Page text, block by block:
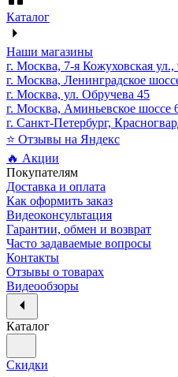
Каталог
Наши магазины
г. Москва, 7-я Кожуховская
г. Москва, Ленинградское
г. Москва, ул. Обручева 45
г. Москва, Аминьевское шоссе
г. Санкт-Петербург,
⭐ Отзывы на Яндекс
🔥 Акции
Покупателям
Доставка и оплата
Как оформить заказ
Видеоконсультация
Гарантии, обмен и возврат
Часто задаваемые вопросы
Контакты
Отзывы о товарах
Видеообзоры
Каталог
Скидки